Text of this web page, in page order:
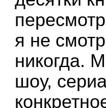
я не
никогда.
шоу,